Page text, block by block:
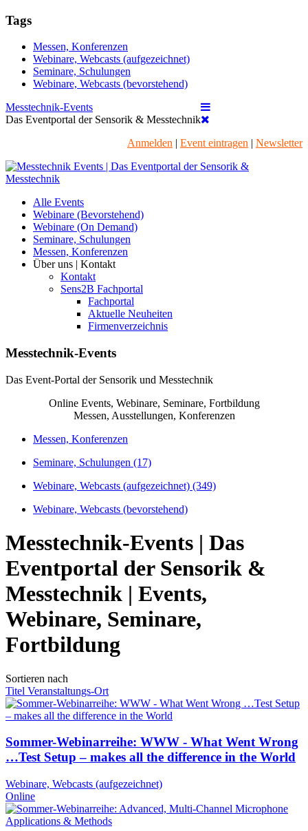
Tags
Messen, Konferenzen
Webinare, Webcasts (aufgezeichnet)
Seminare, Schulungen
Webinare, Webcasts (bevorstehend)
Messtechnik-Events
Das Eventportal der Sensorik & Messtechnik
Anmelden | Event eintragen | Newsletter
Alle Events
Webinare (Bevorstehend)
Webinare (On Demand)
Seminare, Schulungen
Messen, Konferenzen
Über uns | Kontakt
Kontakt
Sens2B Fachportal
Fachportal
Aktuelle Neuheiten
Firmenverzeichnis
Messtechnik-Events
Das Event-Portal der Sensorik und Messtechnik
Online Events, Webinare, Seminare, Fortbildung
Messen, Ausstellungen, Konferenzen
Messen, Konferenzen
Seminare, Schulungen (17)
Webinare, Webcasts (aufgezeichnet) (349)
Webinare, Webcasts (bevorstehend)
Messtechnik-Events | Das
Eventportal der Sensorik &
Messtechnik | Events,
Webinare, Seminare,
Fortbildung
Sortieren nach
Titel Veranstaltungs-Ort
Sommer-Webinarreihe: WWW - What Went Wrong
…Test Setup – makes all the difference in the World
Webinare, Webcasts (aufgezeichnet)
Online